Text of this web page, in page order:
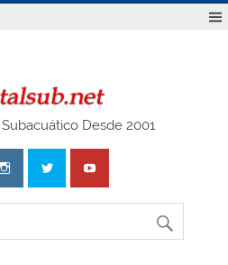
Desde 2001